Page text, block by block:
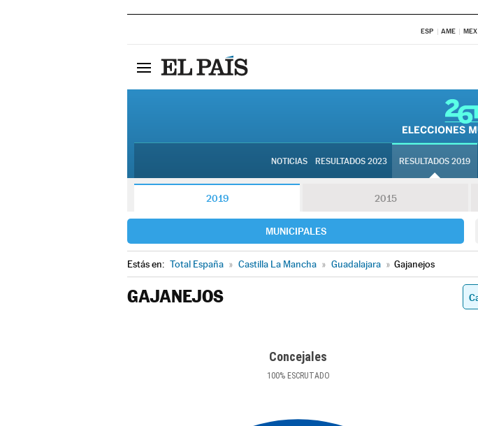
ESP AME MEX
NOTICIAS RESULTADOS 2023 RESULTADOS 2019
2019 2015
MUNICIPALES
Estás en: Total España » Castilla La Mancha » Guadalajara » Gajanejos
GAJANEJOS
Concejales
100%ESCRUTADO